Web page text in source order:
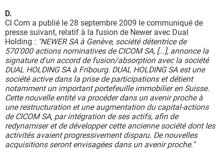
D.
CI Com a publié le 28 septembre 2009 le communiqué de
presse suivant, relatif à la fusion de Newer avec Dual
Holding : "NEWER SA à Genève, société détentrice de
570'000 actions nominatives de CICOM SA, [...], annonce la
signature d'un accord de fusion/absorption avec la société
DUAL HOLDING SA à Fribourg. DUAL HOLDING SA est une
société active dans la prise de participations et détient
notamment un important portefeuille immobilier en Suisse.
Cette nouvelle entité va procéder dans un avenir proche à
une restructuration et une augmentation du capital-actions
de CICOM SA, par intégration de ses actifs, afin de
redynamiser et de développer cette ancienne société dont les
activités avaient progressivement disparu. De nouvelles
acquisitions seront envisagées dans un avenir proche."